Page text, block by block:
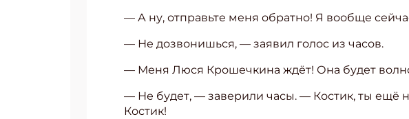
— А ну, отправьте меня обратно! Я вообще
— Не дозвонишься, — заявил голос из часов.
— Меня Люся Крошечкина ждёт! Она будет
— Не будет, — заверили часы. — Костик, ты ещё
Костик!